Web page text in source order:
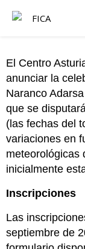
El Centro
anunciar la
Naranco
que se
(las fechas del
variaciones en
meteorológicas
inicialmente
Inscripciones
Las
septiembre de